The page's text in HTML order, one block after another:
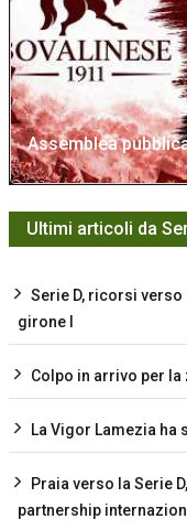
Assemblea
Ultimi articoli da
Serie D, ricorsi verso
girone I
Colpo in arrivo per
La Vigor Lamezia ha
Praia verso la Serie
partnership